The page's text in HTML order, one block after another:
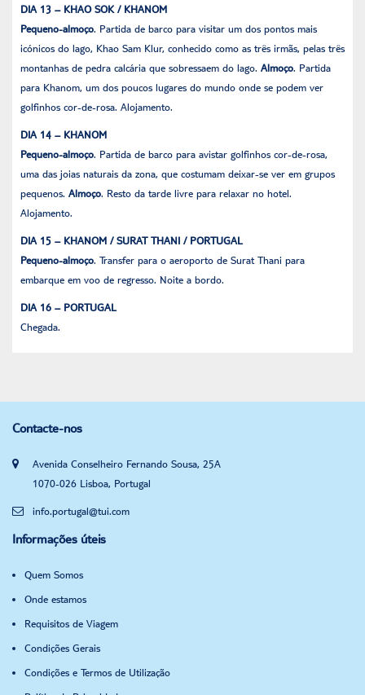
DIA 13 – KHAO SOK / KHANOM
Pequeno-almoço. Partida de barco para visitar um dos pontos mais
icónicos do lago, Khao Sam Klur, conhecido como as três irmãs, pelas três
montanhas de pedra calcária que sobressaem do lago. Almoço. Partida
para Khanom, um dos poucos lugares do mundo onde se podem ver
golfinhos cor-de-rosa. Alojamento.
DIA 14 – KHANOM
Pequeno-almoço. Partida de barco para avistar golfinhos cor-de-rosa,
uma das joias naturais da zona, que costumam deixar-se ver em grupos
pequenos. Almoço. Resto da tarde livre para relaxar no hotel.
Alojamento.
DIA 15 – KHANOM / SURAT THANI / PORTUGAL
Pequeno-almoço. Transfer para o aeroporto de Surat Thani para
embarque em voo de regresso. Noite a bordo.
DIA 16 – PORTUGAL
Chegada.
Contacte-nos
Avenida Conselheiro Fernando Sousa, 25A
1070-026 Lisboa, Portugal
info.portugal@tui.com
Informações úteis
Quem Somos
Onde estamos
Requisitos de Viagem
Condições Gerais
Condições e Termos de Utilização